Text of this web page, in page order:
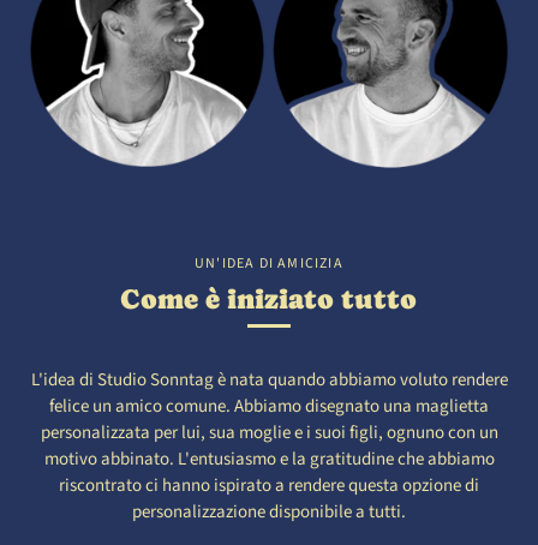
UN'IDEA DI AMICIZIA
Come è iniziato tutto
L'idea di Studio Sonntag è nata quando abbiamo voluto rendere
felice un amico comune. Abbiamo disegnato una maglietta
personalizzata per lui, sua moglie e i suoi figli, ognuno con un
motivo abbinato. L'entusiasmo e la gratitudine che abbiamo
riscontrato ci hanno ispirato a rendere questa opzione di
personalizzazione disponibile a tutti.